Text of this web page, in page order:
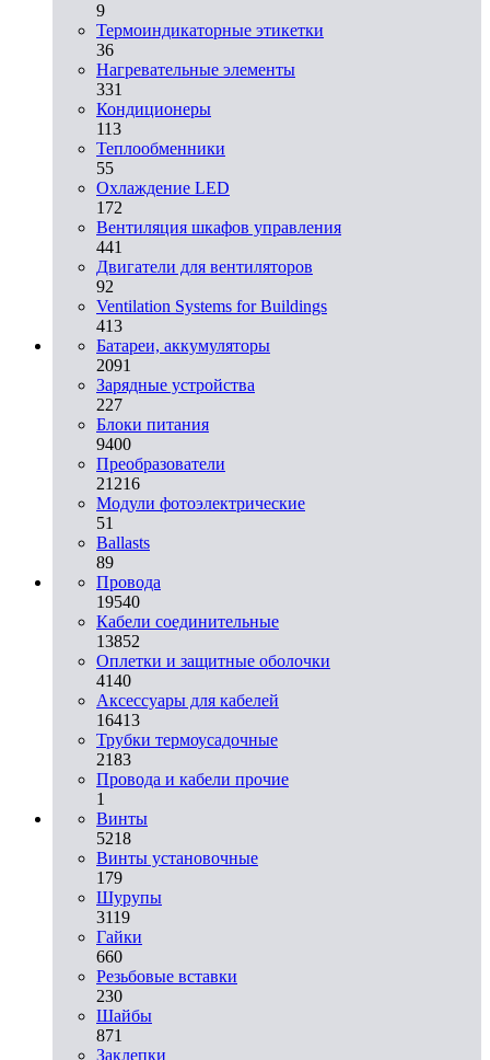
9
Термоиндикаторные этикетки
36
Нагревательные элементы
331
Кондиционеры
113
Теплообменники
55
Охлаждение LED
172
Вентиляция шкафов управления
441
Двигатели для вентиляторов
92
Ventilation Systems for Buildings
413
Батареи, аккумуляторы
2091
Зарядные устройства
227
Блоки питания
9400
Преобразователи
21216
Модули фотоэлектрические
51
Ballasts
89
Провода
19540
Кабели соединительные
13852
Оплетки и защитные оболочки
4140
Аксессуары для кабелей
16413
Трубки термоусадочные
2183
Провода и кабели прочие
1
Винты
5218
Винты установочные
179
Шурупы
3119
Гайки
660
Резьбовые вставки
230
Шайбы
871
Заклепки